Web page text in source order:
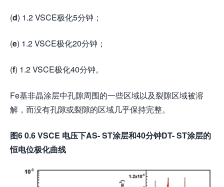
(d) 1.2 VSCE极化5分钟；
(e) 1.2 VSCE极化20分钟；
(f) 1.2 VSCE极化40分钟。
Fe基非晶涂层中孔隙周围的一些区域以及裂隙区域被溶
解，而没有孔隙或裂隙的区域几乎保持完整。
图6 0.6 VSCE 电压下AS- ST涂层和40分钟DT- ST涂层的
恒电位极化曲线